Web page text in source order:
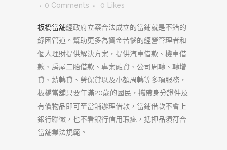
0 Comments
0 Likes
板橋當舖經政府立案合法成立的當鋪就是不錯的
紓困管道。幫助更多為資金苦惱的經營管理者和
個人理財提供解決方案，提供汽車借款、機車借
款、房屋二胎借款、專案融資、公司周轉、轉增
貸、薪轉貸、勞保貸以及小額周轉等多項服務，
板橋當舖只要年滿20歲的國民，攜帶身分證件及
有價物品即可至當舖辦理借款，當鋪借款不會上
銀行聯徵，也不看銀行信用瑕疵，抵押品須符合
當舖業法規範。